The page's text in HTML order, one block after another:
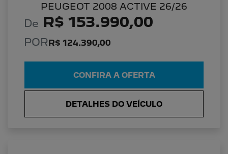
PEUGEOT 2008 ACTIVE 26/26
De R$ 153.990,00
PORR$ 124.390,00
CONFIRA A OFERTA
DETALHES DO VEÍCULO